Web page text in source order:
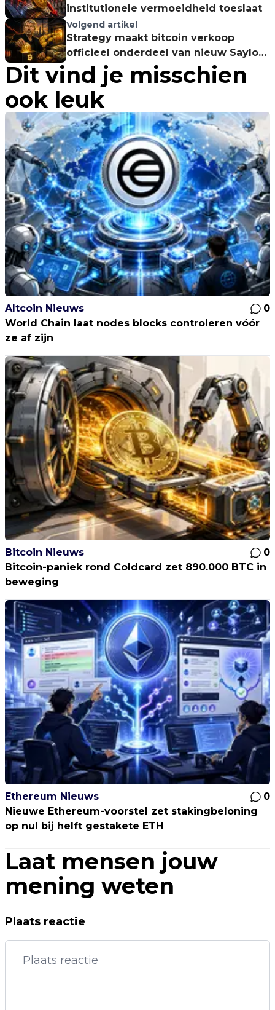
institutionele vermoeidheid toeslaat
Volgend artikel
Strategy maakt bitcoin verkoop
officieel onderdeel van nieuw Saylor-
model
Dit vind je misschien
ook leuk
Altcoin Nieuws
0
World Chain laat nodes blocks controleren vóór
ze af zijn
Bitcoin Nieuws
0
Bitcoin-paniek rond Coldcard zet 890.000 BTC in
beweging
Ethereum Nieuws
0
Nieuwe Ethereum-voorstel zet stakingbeloning
op nul bij helft gestakete ETH
Laat mensen jouw
mening weten
Plaats reactie